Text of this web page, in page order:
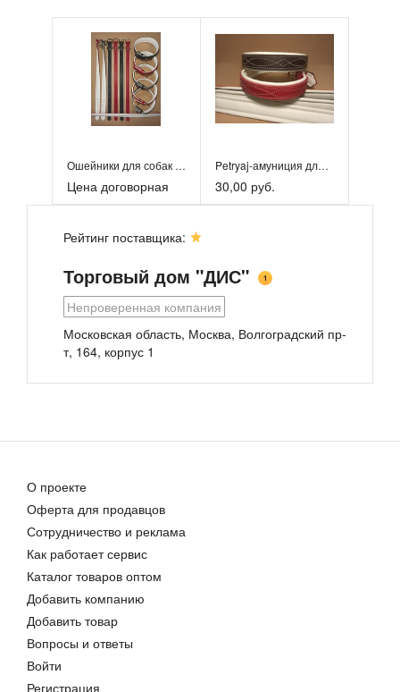
Ошейники для собак и кошек
Цена договорная
Petryaj-амуниция для животных
30,00 руб.
Ошейники для собак
Ошейники для собак
Цена договорная
Рейтинг поставщика:
Торговый дом "ДИС" 1
Непроверенная компания
Московская область, Москва, Волгоградский пр-
т, 164, корпус 1
О проекте
Оферта для продавцов
Сотрудничество и реклама
Как работает сервис
Каталог товаров оптом
Добавить компанию
Добавить товар
Вопросы и ответы
Войти
Регистрация